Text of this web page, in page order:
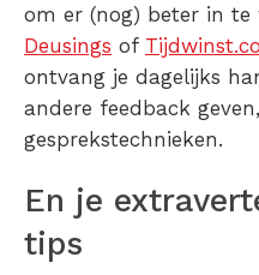
om er (nog) beter in te
Deusings of
ontvang je dagelijks
andere feedback
gesprekstechnieken.
En je
tips